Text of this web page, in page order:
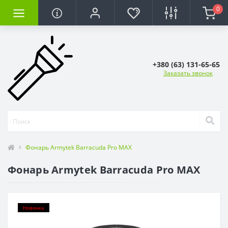
0
+380 (63) 131-65-65
Заказать звонок
Фонарь Armytek Barracuda Pro MAX
Фонарь Armytek Barracuda Pro MAX
Новинка